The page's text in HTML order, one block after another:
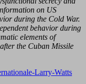
on US
during the Cold War.
behavior during
elements of
the Cuban Missile